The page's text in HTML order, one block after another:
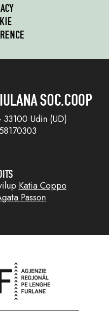
SOC.COOP
Udin (UD)
Katia Coppo
Passon